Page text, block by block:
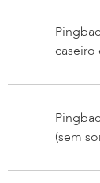
caseiro
(sem